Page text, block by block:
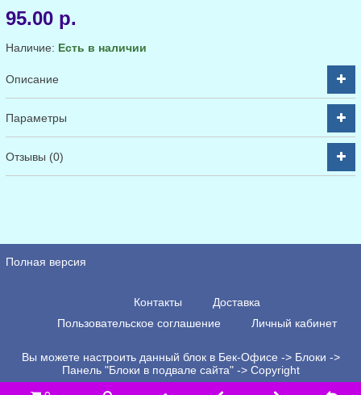
95.00 р.
Наличие: Есть в наличии
Описание
Параметры
Отзывы (0)
Полная версия
Контакты
Доставка
Пользовательское соглашение
Личный кабинет
Вы можете настроить данный блок в Бек-Офисе -> Блоки ->
Панель "Блоки в подвале сайта" -> Copyright